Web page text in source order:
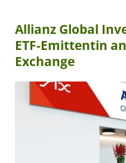
Allianz Global
ETF-Emittentin
Exchange